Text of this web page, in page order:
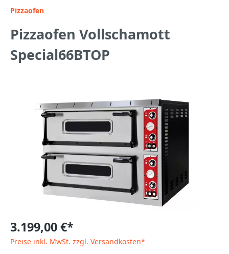
Pizzaofen
Pizzaofen Vollschamott
Special66BTOP
3.199,00 €*
Preise inkl. MwSt. zzgl. Versandkosten*